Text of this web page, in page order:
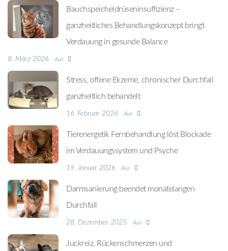
Bauchspeicheldrüseninsuffizienz –
ganzheitliches Behandlungskonzept bringt
Verdauung in gesunde Balance
8. März 2026 Aus
Stress, offene Ekzeme, chronischer Durchfall
ganzheitlich behandelt
16. Februar 2026 Aus
Tierenergetik Fernbehandlung löst Blockade
im Verdauungssystem und Psyche
19. Januar 2026 Aus
Darmsanierung beendet monatelangen
Durchfall
28. Dezember 2025 Aus
Juckreiz, Rückenschmerzen und